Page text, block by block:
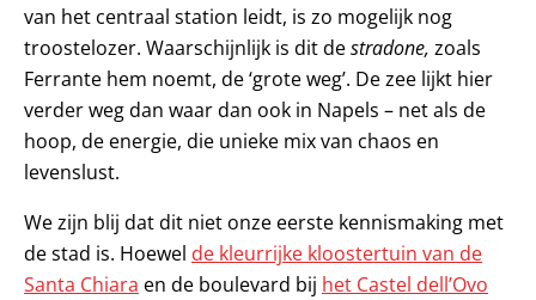
van het centraal station leidt, is zo mogelijk nog
troostelozer. Waarschijnlijk is dit destradone, zoals
Ferrante hem noemt, de ‘grote weg’. De zee lijkt hier
verder weg dan waar dan ook in Napels – net als de
hoop, de energie, die unieke mix van chaos en
levenslust.
We zijn blij dat dit niet onze eerste kennismaking met
de stad is. Hoewel de kleurrijke kloostertuin van de
Santa Chiara en de boulevard bij het Castel dell’Ovo